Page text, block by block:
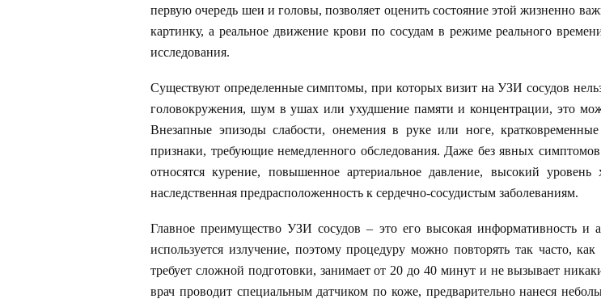
первую очередь шеи и головы, позволяет оценить состояние этой жизненно
картинку, а реальное движение крови по сосудам в режиме реального
исследования.
Существуют определенные симптомы, при которых визит на УЗИ сосудов
головокружения, шум в ушах или ухудшение памяти и концентрации, это
Внезапные эпизоды слабости, онемения в руке или ноге,
признаки, требующие немедленного обследования. Даже без явных
относятся курение, повышенное артериальное давление, высокий
наследственная предрасположенность к сердечно-сосудистым заболеваниям.
Главное преимущество УЗИ сосудов – это его высокая информативность и
используется излучение, поэтому процедуру можно повторять так часто,
требует сложной подготовки, занимает от 20 до 40 минут и не вызывает
врач проводит специальным датчиком по коже, предварительно нанеся